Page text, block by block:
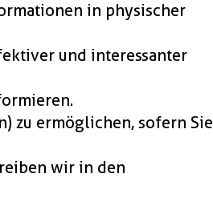
in physischer
und interessanter
zu ermöglichen, sofern Sie
wir in den